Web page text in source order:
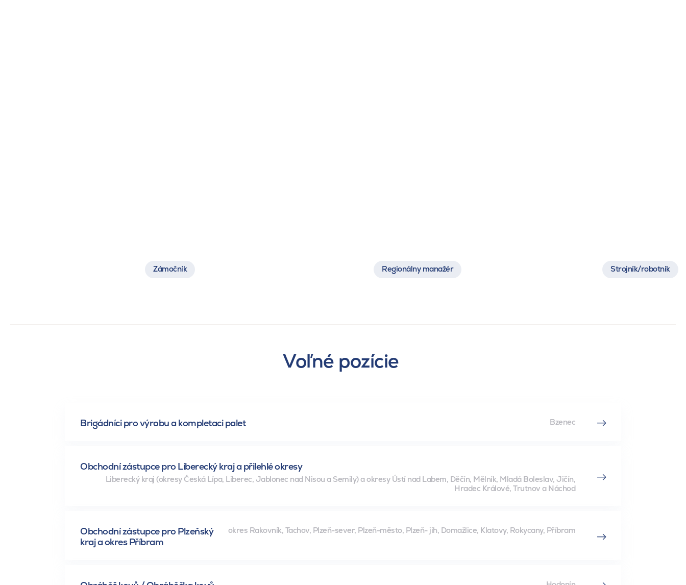
Zámočník Regionálny manažér Strojník/robotník
Voľné pozície
Brigádníci pro výrobu a kompletaci palet Bzenec
Obchodní zástupce pro Liberecký kraj a přilehlé okresy
Liberecký kraj (okresy Česká Lípa, Liberec, Jablonec nad Nisou a Semily) a okresy Ústí nad Labem, Děčín, Mělník, Mladá Boleslav, Jičín,
Hradec Králové, Trutnov a Náchod
Obchodní zástupce pro Plzeňský
kraj a okres Příbram
okres Rakovník, Tachov, Plzeň-sever, Plzeň-město, Plzeň- jih, Domažlice, Klatovy, Rokycany, Příbram